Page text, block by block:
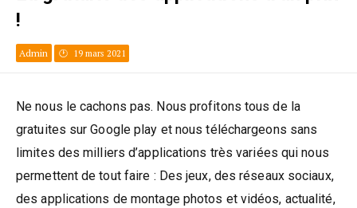
!
Admin 19 mars 2021
Ne nous le cachons pas. Nous profitons tous de la
gratuites sur Google play et nous téléchargeons sans
limites des milliers d’applications très variées qui nous
permettent de tout faire : Des jeux, des réseaux sociaux,
des applications de montage photos et vidéos, actualité,